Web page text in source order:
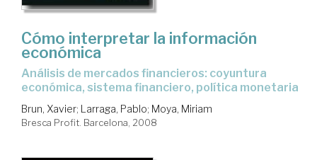
Cómo interpretar la información
económica
análisis de mercados financieros: coyuntura
económica, sistema financiero, política monetaria
Brun, Xavier; Larraga, Pablo; Moya, Miriam
Bresca Profit. Barcelona, 2008